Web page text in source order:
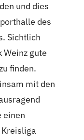
und dies
des
Sichtlich
gute
finden.
mit den
einen